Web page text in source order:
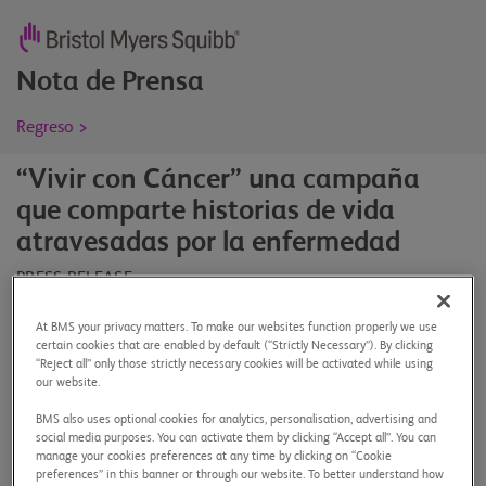
Nota de Prensa
Regreso >
“Vivir con Cáncer” una campaña
que comparte historias de vida
atravesadas por la enfermedad
PRESS RELEASE
Bristol-Myers Squibb junto a la Asociación Argentina de
Oncología Clínica (AAOC) presentaron una serie de
entrevistas a pacientes, familiares y profesionales
conciencia sobre la importancia de la prevención, el
diagnóstico oportuno, la contención y la información.
At BMS your privacy matters. To make our websites function properly we use
certain cookies that are enabled by default (“Strictly Necessary”). By clicking
“Reject all” only those strictly necessary cookies will be activated while using
our website.
BMS also uses optional cookies for analytics, personalisation, advertising and
social media purposes. You can activate them by clicking “Accept all”. You can
manage your cookies preferences at any time by clicking on “Cookie
preferences” in this banner or through our website. To better understand how